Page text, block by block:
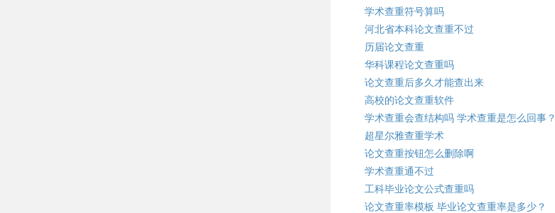
学术查重符号算吗
河北省本科论文查重不过
历届论文查重
华科课程论文查重吗
论文查重后多久才能查出来
高校的论文查重软件
学术查重会查结构吗 学术查重是怎么回事？
超星尔雅查重学术
论文查重按钮怎么删除啊
学术查重通不过
工科毕业论文公式查重吗
论文查重率模板 毕业论文查重率是多少？